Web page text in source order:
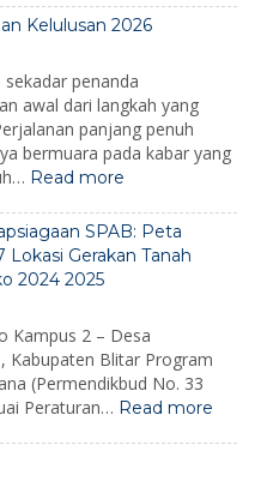
Kelulusan 2026
sekadar penanda
awal dari langkah yang
panjang penuh
bermuara pada kabar yang
Read more
Kelulusan
2026
SPAB: Peta
Lokasi Gerakan Tanah
2024 2025
Kampus 2 – Desa
Kabupaten Blitar Program
(Permendikbud No. 33
Peraturan… Read more